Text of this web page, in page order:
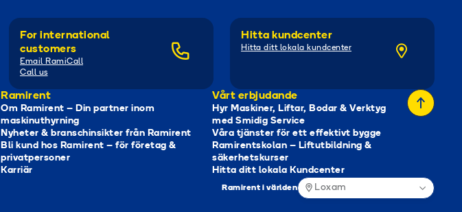
For international
customers
Email RamiCall
Call us
Hitta kundcenter
Hitta ditt lokala kundcenter
Ramirent
Om Ramirent – Din partner inom
maskinuthyrning
Nyheter & branschinsikter från Ramirent
Bli kund hos Ramirent – för företag &
privatpersoner
Karriär
Vårt erbjudande
Hyr Maskiner, Liftar, Bodar & Verktyg
med Smidig Service
Våra tjänster för ett effektivt bygge
Ramirentskolan – Liftutbildning &
säkerhetskurser
Hitta ditt lokala Kundcenter
Ramirent i världen Loxam